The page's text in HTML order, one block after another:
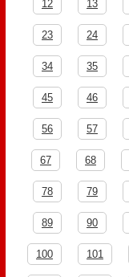
12 13
23 24
34 35
45 46
56 57
67 68
78 79
89 90
100 101